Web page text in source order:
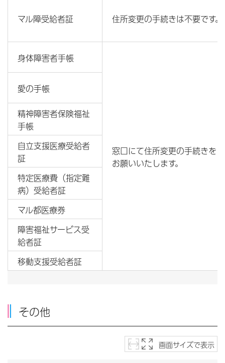
マル障受給者証 住所変更の手続きは不要です。
身体障害者手帳
窓口にて住所変更の手続きを
お願いいたします。
愛の手帳
精神障害者保険福祉
手帳
自立支援医療受給者
証
特定医療費（指定難
病）受給者証
マル都医療券
障害福祉サービス受
給者証
移動支援受給者証
その他
画面サイズで表示